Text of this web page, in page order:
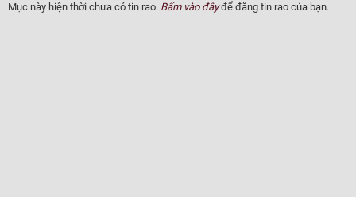
Mục này hiện thời chưa có tin rao. Bấm vào đâyđể đăng tin rao của bạn.